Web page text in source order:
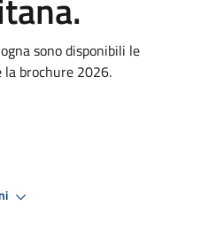
sono disponibili le
la brochure 2026.